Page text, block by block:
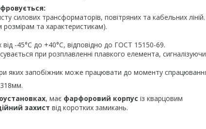
силових трансформаторів, повітряних та кабельних ліній.
розмірам та характеристикам).
-45°C до +40°C, відповідно до ГОСТ 15150-69.
при розплавленні плавкого елемента,
яких запобіжник може працювати до моменту
, має фарфоровий корпус із кварцовим
захист від коротких замикань.